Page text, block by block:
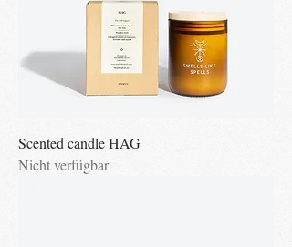
Scented candle HAG
Nicht verfügbar